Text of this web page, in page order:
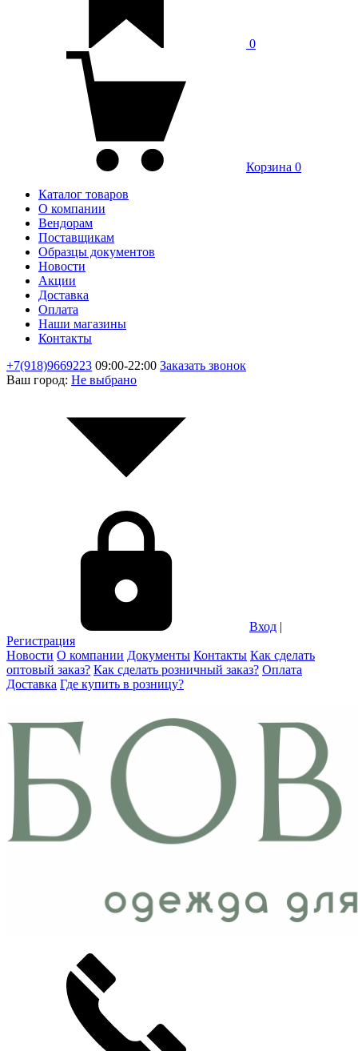
0
Корзина 0
Каталог товаров
О компании
Вендорам
Поставщикам
Образцы документов
Новости
Акции
Доставка
Оплата
Наши магазины
Контакты
+7(918)9669223 09:00-22:00 Заказать звонок
Ваш город: Не выбрано
Вход |
Регистрация
Новости О компании Документы Контакты Как сделать
оптовый заказ? Как сделать розничный заказ? Оплата
Доставка Где купить в розницу?